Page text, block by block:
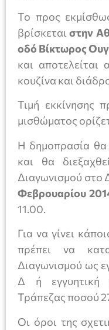
Το προς
βρίσκεταιστην
οδό Βίκτωρος
και
κουζίνα και
Τιμή εκκίνησης
μισθώματος
Η δημοπρασία θα
και θα
Διαγωνισμού στο
Φεβρουαρίου
11.00.
Για να γίνει
πρέπει να
Διαγωνισμού ως
Δ ή εγγυητική
Τράπεζας ποσού
Οι όροι της